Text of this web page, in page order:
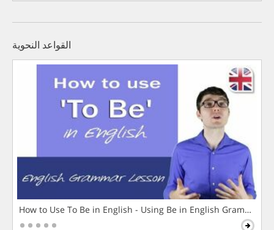
القواعد النحوية
How to Use To Be in English - Using Be in English Grammar